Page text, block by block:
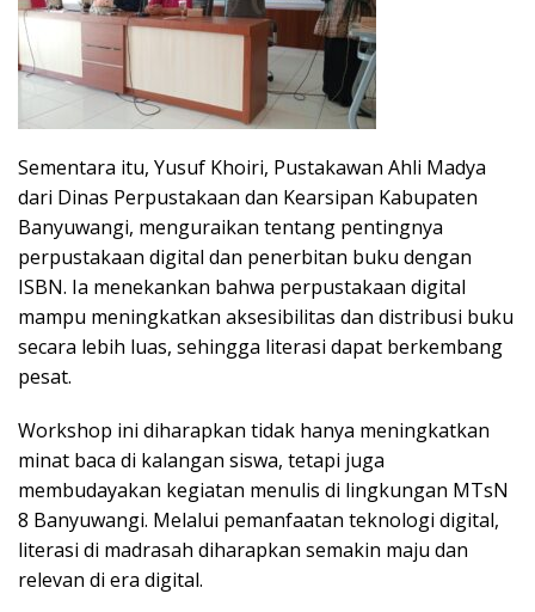
Sementara itu, Yusuf Khoiri, Pustakawan Ahli Madya
dari Dinas Perpustakaan dan Kearsipan Kabupaten
Banyuwangi, menguraikan tentang pentingnya
perpustakaan digital dan penerbitan buku dengan
ISBN. Ia menekankan bahwa perpustakaan digital
mampu meningkatkan aksesibilitas dan distribusi buku
secara lebih luas, sehingga literasi dapat berkembang
pesat.
Workshop ini diharapkan tidak hanya meningkatkan
minat baca di kalangan siswa, tetapi juga
membudayakan kegiatan menulis di lingkungan MTsN
8 Banyuwangi. Melalui pemanfaatan teknologi digital,
literasi di madrasah diharapkan semakin maju dan
relevan di era digital.